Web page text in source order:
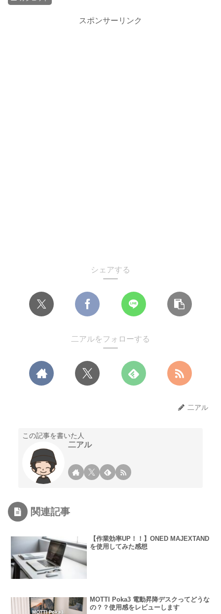
スポンサーリンク
シェアする
二アルをフォローする
二アル
この記事を書いた人
二アル
関連記事
【作業効率UP！！】ONED MAJEXTAND
を使用してみた感想
MOTTI Poka3 電動昇降デスクってどうな
の？？使用感をレビューします